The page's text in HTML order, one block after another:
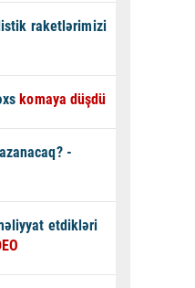
raketlərimizi
komaya düşdü
-
etdikləri